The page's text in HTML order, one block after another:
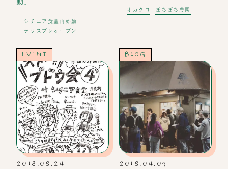
シチニア食堂再始動
テラスプレオープン
オガクロ ぼちぼち農園
EVENT
2018.08.24
BLOG
2018.04.09